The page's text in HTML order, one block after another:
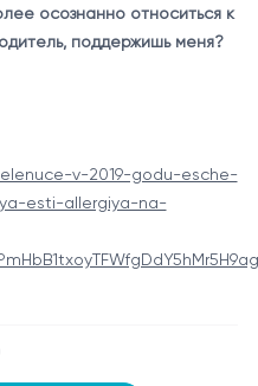
осознанно относиться к
поддержишь меня?
v-2019-godu-esche-
esti-allergiya-na-